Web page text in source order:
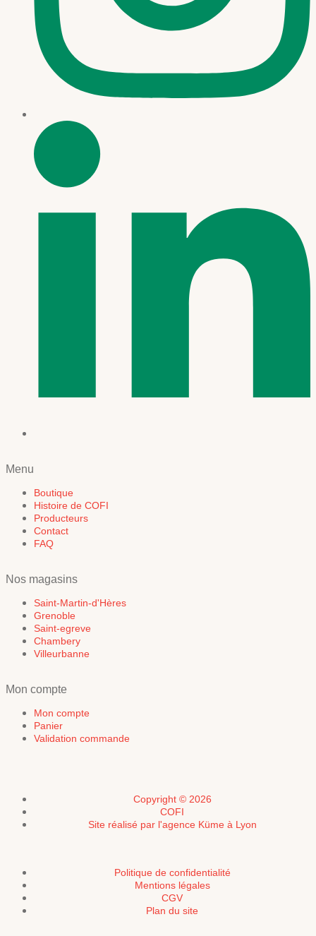
Menu
Boutique
Histoire de COFI
Producteurs
Contact
FAQ
Nos magasins
Saint-Martin-d'Hères
Grenoble
Saint-egreve
Chambery
Villeurbanne
Mon compte
Mon compte
Panier
Validation commande
Copyright © 2026
COFI
Site réalisé par l'agence Küme à Lyon
Politique de confidentialité
Mentions légales
CGV
Plan du site